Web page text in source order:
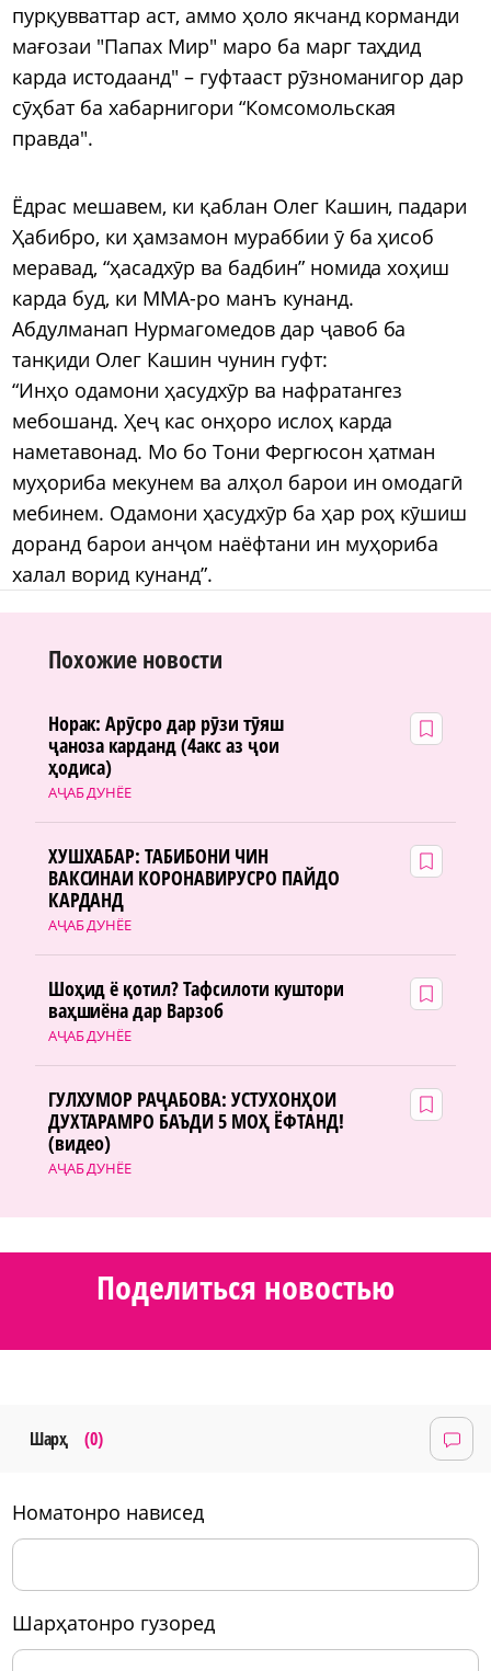
пурқувваттар аст, аммо ҳоло якчанд корманди
мағозаи "Папах Мир" маро ба марг таҳдид
карда истодаанд" – гуфтааст рӯзноманигор дар
сӯҳбат ба хабарнигори “Комсомольская
правда".
Ёдрас мешавем, ки қаблан Олег Кашин, падари
Ҳабибро, ки ҳамзамон мураббии ӯ ба ҳисоб
меравад, “ҳасадхӯр ва бадбин” номида хоҳиш
карда буд, ки ММА-ро манъ кунанд.
Абдулманап Нурмагомедов дар ҷавоб ба
танқиди Олег Кашин чунин гуфт:
“Инҳо одамони ҳасудхӯр ва нафратангез
мебошанд. Ҳеҷ кас онҳоро ислоҳ карда
наметавонад. Мо бо Тони Фергюсон ҳатман
муҳориба мекунем ва алҳол барои ин омодагӣ
мебинем. Одамони ҳасудхӯр ба ҳар роҳ кӯшиш
доранд барои анҷом наёфтани ин муҳориба
халал ворид кунанд”.
Похожие новости
АҶАБ ДУНЁЕ
Норак: Арӯсро дар рӯзи тӯяш
ҷаноза карданд (4акс аз ҷои
ҳодиса)
АҶАБ ДУНЁЕ
ХУШХАБАР: ТАБИБОНИ ЧИН
ВАКСИНАИ КОРОНАВИРУСРО ПАЙДО
КАРДАНД
АҶАБ ДУНЁЕ
Шоҳид ё қотил? Тафсилоти куштори
ваҳшиёна дар Варзоб
АҶАБ ДУНЁЕ
ГУЛХУМОР РАҶАБОВА: УСТУХОНҲОИ
ДУХТАРАМРО БАЪДИ 5 МОҲ ЁФТАНД!
(видео)
Поделиться новостью
Шарҳ (0)
номатонро нависед
шарҳатонро гузоред